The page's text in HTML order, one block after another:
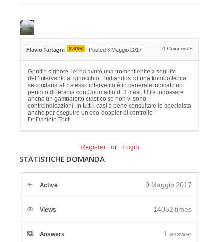
Flavio Tartagni 2.69K Posted 8 Maggio 2017 0 Comments
Gentile signore, lei ha avuto una tromboflebite a seguito
dell’intervento al ginocchio. Trattandosi di una tromboflebite
secondaria allo stesso intervento è in generale indicato un
periodo di terapia con Coumadin di 3 mesi. Utile indossare
anche un gambaletto elastico se non vi sono
controindicazioni. In tutti i casi è bene consultare lo specialsta
anche per eseguire un eco-doppler di controllo
Dr Daniele Tonti
Register or Login
STATISTICHE DOMANDA
Active 9 Maggio 2017
Views 14052 times
Answers 1 answer